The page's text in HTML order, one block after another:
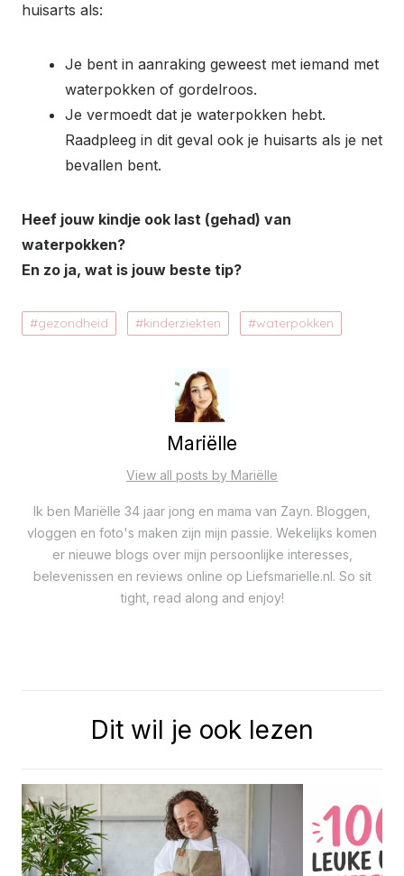
huisarts als:
Je bent in aanraking geweest met iemand met
waterpokken of gordelroos.
Je vermoedt dat je waterpokken hebt.
Raadpleeg in dit geval ook je huisarts als je net
bevallen bent.
Heef jouw kindje ook last (gehad) van
waterpokken?
En zo ja, wat is jouw beste tip?
gezondheid kinderziekten waterpokken
Mariëlle
View all posts by Mariëlle
Ik ben Mariëlle 34 jaar jong en mama van Zayn. Bloggen,
vloggen en foto's maken zijn mijn passie. Wekelijks komen
er nieuwe blogs over mijn persoonlijke interesses,
belevenissen en reviews online op Liefsmarielle.nl. So sit
tight, read along and enjoy!
Dit wil je ook lezen